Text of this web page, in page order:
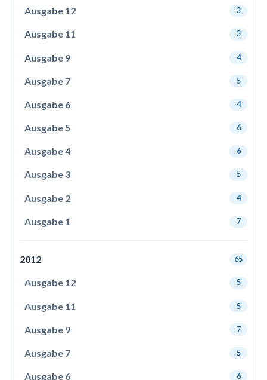
Ausgabe 12 3
Ausgabe 11 3
Ausgabe 9 4
Ausgabe 7 5
Ausgabe 6 4
Ausgabe 5 6
Ausgabe 4 6
Ausgabe 3 5
Ausgabe 2 4
Ausgabe 1 7
2012 65
Ausgabe 12 5
Ausgabe 11 5
Ausgabe 9 7
Ausgabe 7 5
Ausgabe 6 6